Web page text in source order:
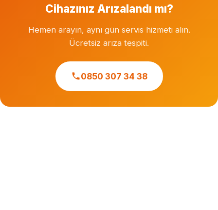
Cihazınız Arızalandı mı?
Hemen arayın, aynı gün servis hizmeti alın.
Ücretsiz arıza tespiti.
0850 307 34 38